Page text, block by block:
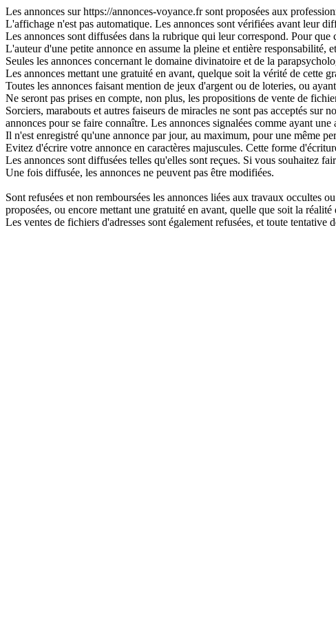
Les annonces sur https://annonces-voyance.fr sont proposées aux
L'affichage n'est pas automatique. Les annonces sont vérifiées avant leur
Les annonces sont diffusées dans la rubrique qui leur correspond. Pour
L'auteur d'une petite annonce en assume la pleine et entière responsabilité,
Seules les annonces concernant le domaine divinatoire et de la
Les annonces mettant une gratuité en avant, quelque soit la vérité de cette
Toutes les annonces faisant mention de jeux d'argent ou de loteries, ou
Ne seront pas prises en compte, non plus, les propositions de vente de
Sorciers, marabouts et autres faiseurs de miracles ne sont pas acceptés
annonces pour se faire connaître. Les annonces signalées comme ayant
Il n'est enregistré qu'une annonce par jour, au maximum, pour une même
Evitez d'écrire votre annonce en caractères majuscules. Cette forme
Les annonces sont diffusées telles qu'elles sont reçues. Si vous souhaitez
Une fois diffusée, les annonces ne peuvent pas être modifiées.
Sont refusées et non remboursées les annonces liées aux travaux occultes
proposées, ou encore mettant une gratuité en avant, quelle que soit la réalité
Les ventes de fichiers d'adresses sont également refusées, et toute